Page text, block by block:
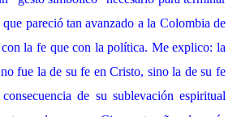
pareció tan avanzado a la Colombia de
la fe que con la política. Me explico: la
fue la de su fe en Cristo, sino la de su fe
de su sublevación espiritual